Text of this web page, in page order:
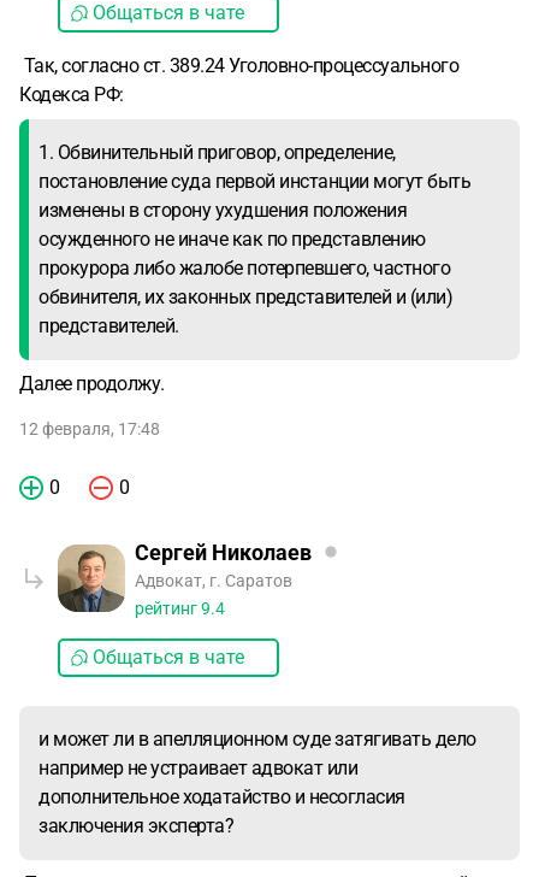
Общаться в чате
Так, согласно ст. 389.24 Уголовно-процессуального
Кодекса РФ:
1. Обвинительный приговор, определение,
постановление суда первой инстанции могут быть
изменены в сторону ухудшения положения
осужденного не иначе как по представлению
прокурора либо жалобе потерпевшего, частного
обвинителя, их законных представителей и (или)
представителей.
Далее продолжу.
12 февраля, 17:48
0 0
Сергей Николаев
Адвокат, г. Саратов
рейтинг9.4
Общаться в чате
и может ли в апелляционном суде затягивать дело
например не устраивает адвокат или
дополнительное ходатайство и несогласия
заключения эксперта?